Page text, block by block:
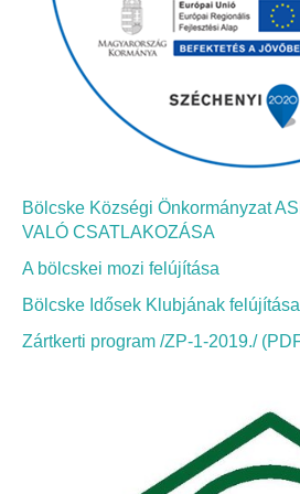
Bölcskei Néptánc
Bölcskei Polgárőrség
Bölcskei Klímakör
HIVATAL
Szervezeti felépítés
Dokumentumok
Bölcske Községi Önkormányzat
VALÓ CSATLAKOZÁSA
A bölcskei mozi felújítása
Bölcske Idősek Klubjának felújítása
Zártkerti program /ZP-1-2019./